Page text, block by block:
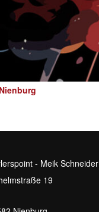
- Meik Schneider
19